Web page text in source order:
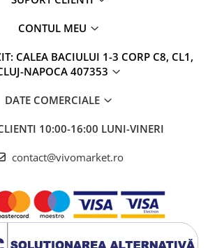
CONTUL MEU
CALEA BACIULUI 1-3 CORP C8, CL1,
NAPOCA 407353
DATE COMERCIALE
10:00-16:00 LUNI-VINERI
contact@vivomarket.ro